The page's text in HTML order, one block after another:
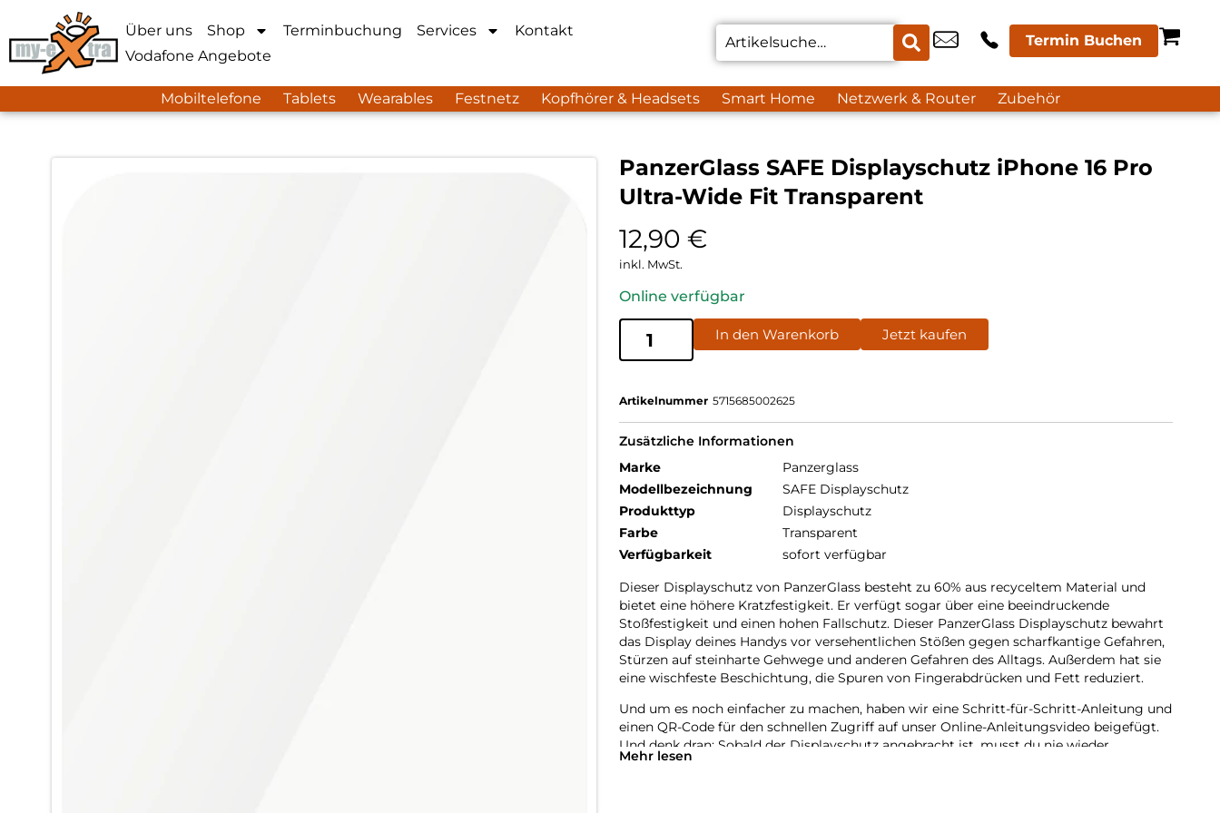
Über uns Shop Terminbuchung Services
Kontakt
Vodafone Angebote
Termin Buchen
Mobiltelefone Tablets Wearables Festnetz Kopfhörer & Headsets Smart Home Netzwerk & Router Zubehör
PanzerGlass SAFE Displayschutz iPhone 16 Pro
Ultra-Wide Fit Transparent
12,90 €
inkl. MwSt.
Online verfügbar
In den Warenkorb Jetzt kaufen
Artikelnummer 5715685002625
Zusätzliche Informationen
Marke
Panzerglass
Modellbezeichnung
SAFE Displayschutz
Produkttyp
Displayschutz
Farbe
Transparent
Verfügbarkeit
sofort verfügbar
Dieser Displayschutz von PanzerGlass besteht zu 60% aus recyceltem Material und
bietet eine höhere Kratzfestigkeit. Er verfügt sogar über eine beeindruckende
Stoßfestigkeit und einen hohen Fallschutz. Dieser PanzerGlass Displayschutz bewahrt
das Display deines Handys vor versehentlichen Stößen gegen scharfkantige Gefahren,
Stürzen auf steinharte Gehwege und anderen Gefahren des Alltags. Außerdem hat sie
eine wischfeste Beschichtung, die Spuren von Fingerabdrücken und Fett reduziert.
Und um es noch einfacher zu machen, haben wir eine Schritt-für-Schritt-Anleitung und
einen QR-Code für den schnellen Zugriff auf unser Online-Anleitungsvideo beigefügt.
Und denk dran: Sobald der Displayschutz angebracht ist, musst du nie wieder
befürchten, dass dein Display auf den Boden fällt.
Mehr lesen